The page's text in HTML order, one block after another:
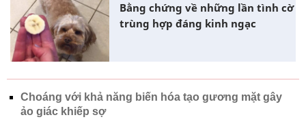
Bằng chứng về những lần tình cờ
trùng hợp đáng kinh ngạc
Choáng với khả năng biến hóa tạo gương mặt gây
ảo giác khiếp sợ